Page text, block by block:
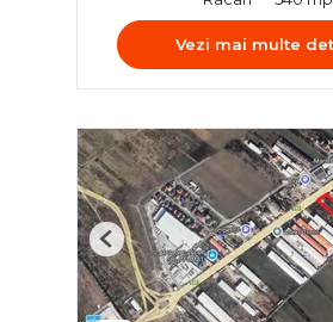
Vezi mai multe
Previous